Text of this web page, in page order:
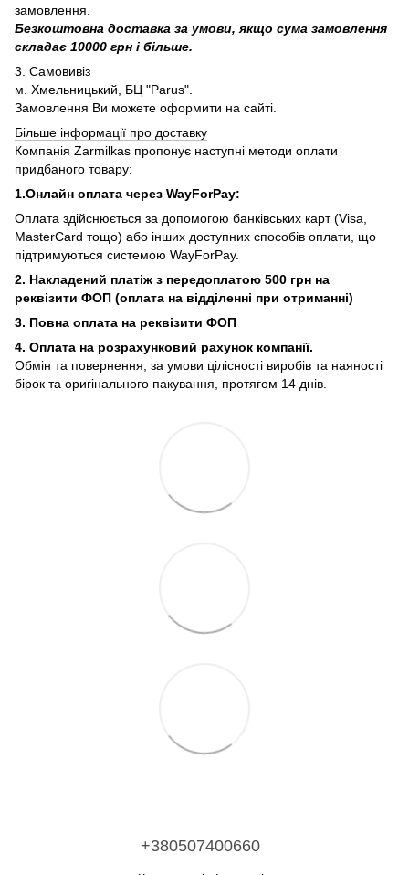
замовлення.
Безкоштовна доставка за умови, якщо сума замовлення
складає 10000 грн і більше.
3. Самовивіз
м. Хмельницький, БЦ "Parus".
Замовлення Ви можете оформити на сайті.
Більше інформації про доставку
Компанія Zarmilkas пропонує наступні методи оплати
придбаного товару:
1.Онлайн оплата через WayForPay:
Оплата здійснюється за допомогою банківських карт (Visa,
MasterCard тощо) або інших доступних способів оплати, що
підтримуються системою WayForPay.
2. Накладений платіж з передоплатою 500 грн на
реквізити ФОП (оплата на відділенні при отриманні)
3. Повна оплата на реквізити ФОП
4. Оплата на розрахунковий рахунок компанії.
Обмін та повернення, за умови цілісності виробів та наяності
бірок та оригінального пакування, протягом 14 днів.
+380507400660